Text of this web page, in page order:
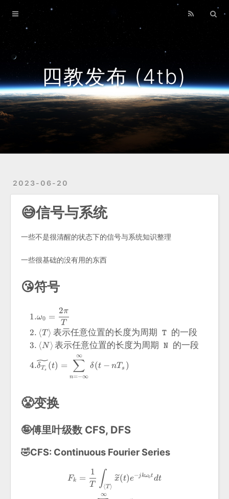
四教发布 (4tb)
2023-06-20
😅信号与系统
一些不是很清醒的状态下的信号与系统知识整理
一些很基础的没有用的东西
😘符号
1.
2.
3.
4.
ω0 =
T
2π
⟨T ⟩ 表示任意位置的长度为周期 T 的一段
⟨N ⟩ 表示任意位置的长度为周期 N 的一段
δTs (t) =
n=−∞
∑
∞
δ(t − nTs )
😤变换
🤪傅里叶级数 CFS, DFS
🤣CFS: Continuous Fourier Series
\begin{aligned}
Fk =
T
1 ∫⟨T ⟩
x(t)e−jkω0tdt
∞
主页
友链
关于